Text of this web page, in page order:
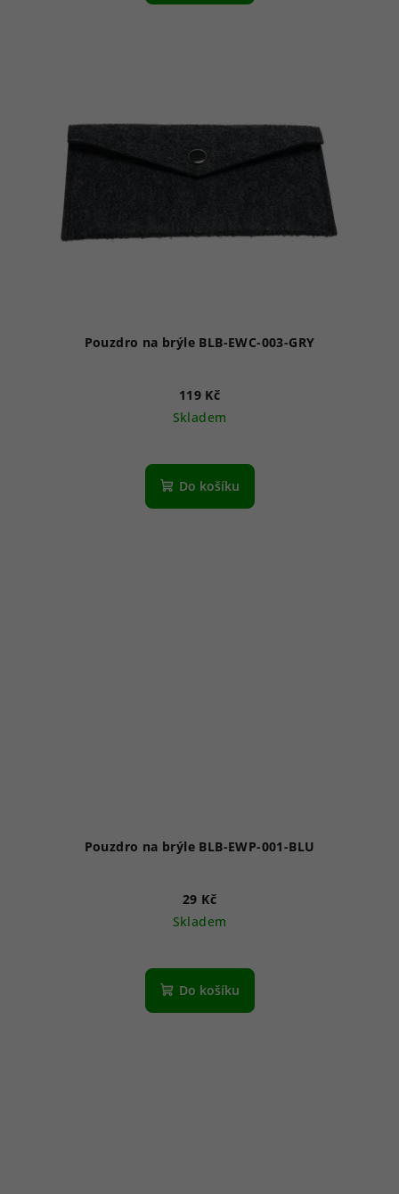
Pouzdro na brýle BLB-EWC-003-GRY
119 Kč
Skladem
Do košíku
Pouzdro na brýle BLB-EWP-001-BLU
29 Kč
Skladem
Do košíku